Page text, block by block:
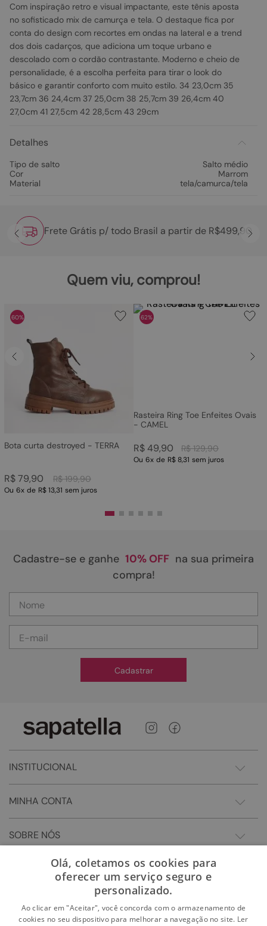
Com inspiração retro e visual impactante, este tênis aposta
no sofisticado mix de camurça e tela. O destaque fica por
conta do design com recortes em ondas na lateral e a trend
dos dois cadarços, que adiciona um toque urbano e
descolado com o cordão contrastante. Moderno e cheio de
personalidade, é a escolha perfeita para tirar o look do
básico e garantir conforto com muito estilo. 34 23,0cm 35
23,7cm 36 24,4cm 37 25,0cm 38 25,7cm 39 26,4cm 40
27,0cm 41 27,5cm 42 28,5cm 43 29cm
Detalhes
Tipo de salto
Salto médio
Cor
Marrom
Material
tela/camurca/tela
Frete Grátis p/ todo Brasil a partir de R$499,90
Quem viu, comprou!
60%
Bota curta destroyed - TERRA
R$ 199,90
R$79,90
Ou 6x de R$ 13,31 sem juros
62%
Rasteira Ring Toe Enfeites Ovais
- CAMEL
R$ 129,90
R$49,90
Ou 6x de R$ 8,31 sem juros
Cadastre-se e ganhe 10% OFF na sua primeira
compra!
Cadastrar
INSTITUCIONAL
MINHA CONTA
SOBRE NÓS
Olá, coletamos os cookies para
oferecer um serviço seguro e
personalizado.
Ao clicar em "Aceitar", você concorda com o armazenamento de
cookies no seu dispositivo para melhorar a navegação no site. Ler